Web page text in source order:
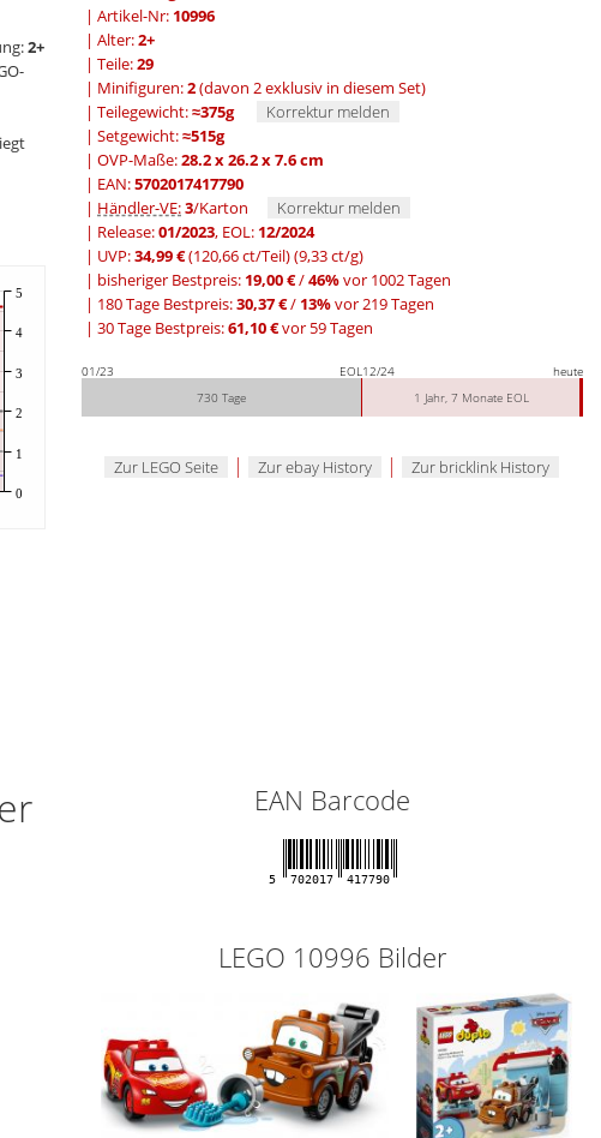
| Artikel-Nr: 10996
| Alter:2+
| Teile:29
| Minifiguren:2(davon 2 exklusiv in diesem Set)
| Teilegewicht:≈375g
Korrektur melden
| Setgewicht:≈515g
| OVP-Maße:28.2 x 26.2 x 7.6 cm
| EAN:5702017417790
| Händler-VE:3/Karton
Korrektur melden
| Release:01/2023, EOL: 12/2024
| UVP:34,99 €(120,66 ct/Teil)(9,33 ct/g)
| bisheriger Bestpreis: 19,00 €/46%vor 1002 Tagen
| 180 Tage Bestpreis:30,37 €/ 13%vor 219 Tagen
| 30 Tage Bestpreis:61,10 €vor 59 Tagen
01/23 EOL12/24
heute
730 Tage
1 Jahr, 7 Monate EOL
Zur LEGO Seite | Zur ebay History | Zur bricklink History
2+
0
1
2
3
4
5
EAN Barcode
5 702017 417790
LEGO 10996 Bilder